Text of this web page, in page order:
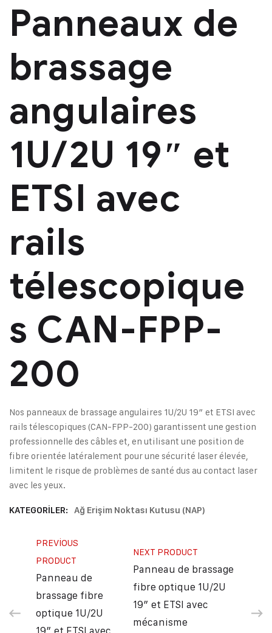
Panneaux de
brassage
angulaires
1U/2U 19″ et
ETSI avec
rails
télescopique
s CAN-FPP-
200
Nos panneaux de brassage angulaires 1U/2U 19″ et ETSI avec
rails télescopiques (CAN-FPP-200) garantissent une gestion
professionnelle des câbles et, en utilisant une position de
fibre orientée latéralement pour une sécurité laser élevée,
limitent le risque de problèmes de santé dus au contact laser
avec les yeux.
KATEGORILER: Ağ Erişim Noktası Kutusu (NAP)
PREVIOUS
PRODUCT
Panneau de
brassage fibre
optique 1U/2U
19″ et ETSI avec
NEXT PRODUCT
Panneau de brassage
fibre optique 1U/2U
19″ et ETSI avec
mécanisme